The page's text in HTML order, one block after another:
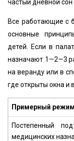
частый дневной
Все работающие с
основные
детей. Если в
назначают 1—2—3
на веранду или в
где открыты окна и
Примерный
Постепенный
медицинских